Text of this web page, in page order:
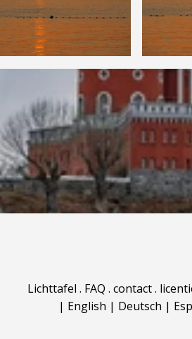
Lichttafel . FAQ . contact.
| English | Deutsch |